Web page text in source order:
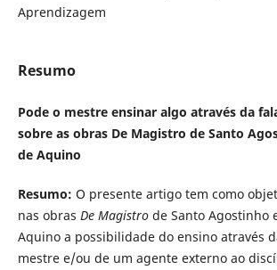
Aprendizagem
Resumo
Pode o mestre ensinar algo através da
sobre as obras De Magistro de Santo
de Aquino
Resumo: O presente artigo tem como
nas obras De Magistrode Santo Agostinho
Aquino a possibilidade do ensino através
mestre e/ou de um agente externo ao